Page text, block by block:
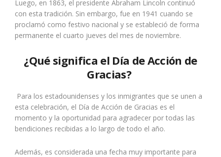
Luego, en 1863, el presidente Abraham Lincoln continuó
con esta tradición. Sin embargo, fue en 1941 cuando se
proclamó como festivo nacional y se estableció de forma
permanente el cuarto jueves del mes de noviembre.
¿Qué significa el Día de Acción de
Gracias?
Para los estadounidenses y los inmigrantes que se unen a
esta celebración, el Día de Acción de Gracias es el
momento y la oportunidad para agradecer por todas las
bendiciones recibidas a lo largo de todo el año.
Además, es considerada una fecha muy importante para